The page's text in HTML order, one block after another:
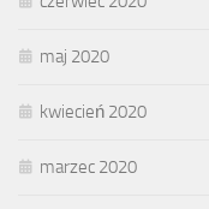
maj 2020
kwiecień 2020
marzec 2020